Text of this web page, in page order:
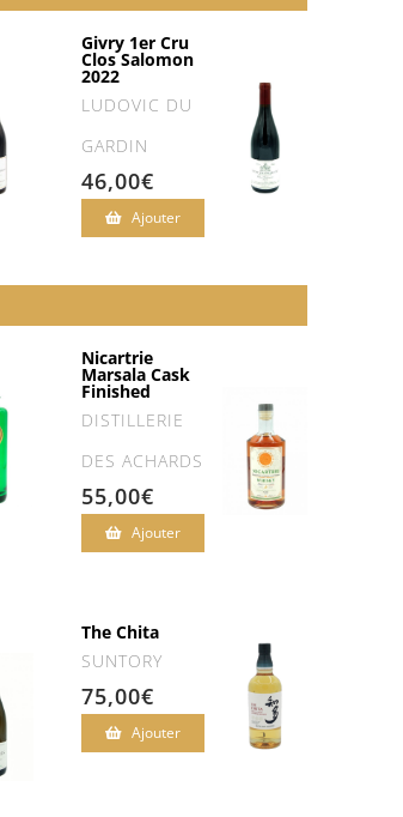
Givry 1er Cru
Clos Salomon
2022
LUDOVIC DU
GARDIN
46,00€
Ajouter
Nicartrie
Marsala Cask
Finished
DISTILLERIE
DES ACHARDS
55,00€
Ajouter
The Chita
SUNTORY
75,00€
Ajouter